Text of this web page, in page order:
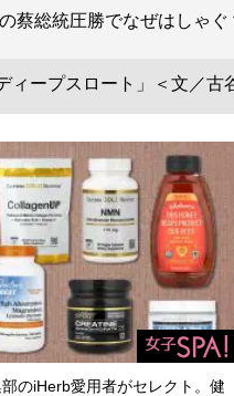
蔡総統圧勝でなぜはしゃ
ィープスロート」＜文／古
のiHerb愛用者がセレクト。健